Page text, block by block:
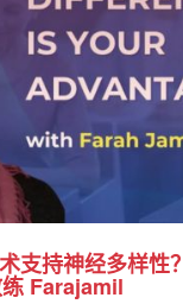
支持神经多样性
Farajamil